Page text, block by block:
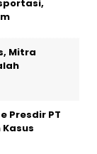
Mitra
Presdir PT